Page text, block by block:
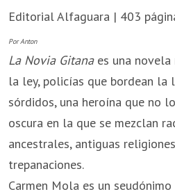
Editorial Alfaguara | 403
Por Anton
La Novia Gitanaes una novela
la ley, policías que bordean la
sórdidos, una heroína que no
oscura en la que se mezclan
ancestrales, antiguas
trepanaciones.
Carmen Mola es un